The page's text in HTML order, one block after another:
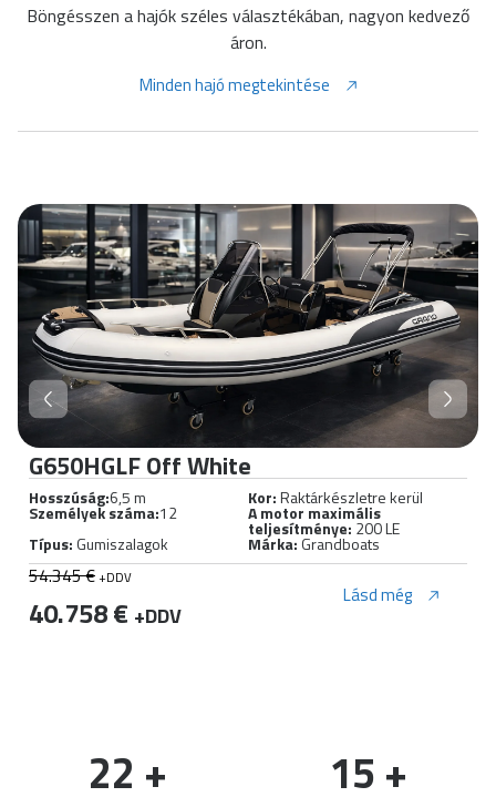
Böngésszen a hajók széles választékában, nagyon kedvező
áron.
Minden hajó megtekintése
G650HGLF Off White
Hosszúság:6,5 m Kor:Raktárkészletre kerül
Személyek száma:12 A motor maximális
teljesítménye: 200 LE
Típus: Gumiszalagok Márka: Grandboats
54.345 € +DDV
40.758 € +DDV
Lásd még
22 + 15 +